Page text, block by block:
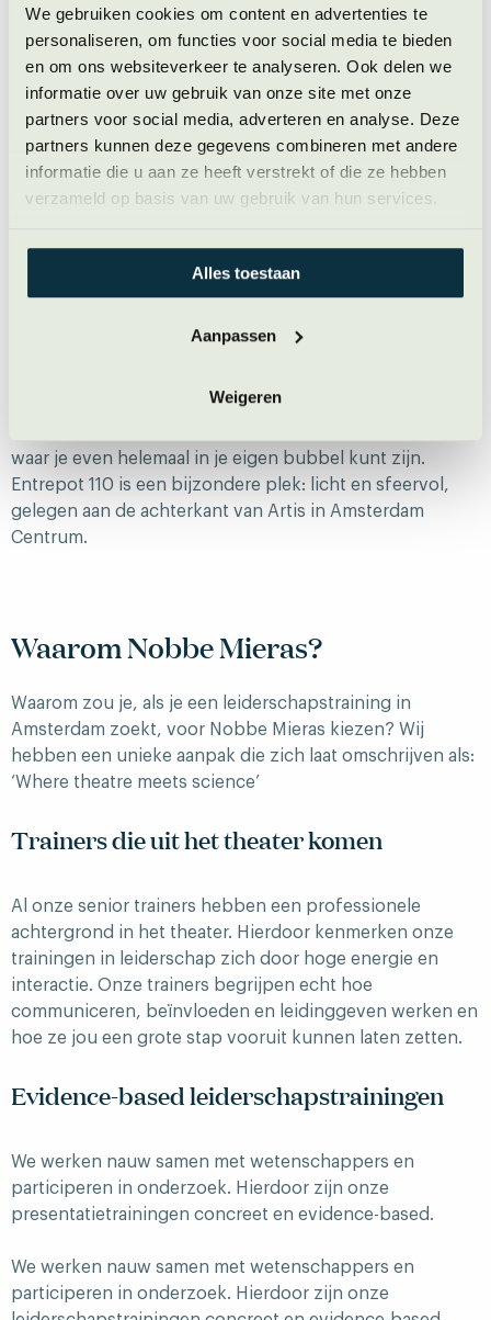
We gebruiken cookies om content en advertenties te
personaliseren, om functies voor social media te bieden
en om ons websiteverkeer te analyseren. Ook delen we
informatie over uw gebruik van onze site met onze
partners voor social media, adverteren en analyse. Deze
partners kunnen deze gegevens combineren met andere
informatie die u aan ze heeft verstrekt of die ze hebben
verzameld op basis van uw gebruik van hun services.
Alles toestaan
Aanpassen
Weigeren
Leiderschapstraining in Amsterdam:
Entrepot110
Volg je een meerdaagse leiderschapstraining bij ons in
waar je even helemaal in je eigen bubbel kunt zijn.
Entrepot 110 is een bijzondere plek: licht en sfeervol,
gelegen aan de achterkant van Artis in Amsterdam
Centrum.
Waarom Nobbe Mieras?
Waarom zou je, als je een leiderschapstraining in
Amsterdam zoekt, voor Nobbe Mieras kiezen? Wij
hebben een unieke aanpak die zich laat omschrijven als:
‘Where theatre meets science’
Trainers die uit het theater komen
Al onze senior trainers hebben een professionele
achtergrond in het theater. Hierdoor kenmerken onze
trainingen in leiderschap zich door hoge energie en
interactie. Onze trainers begrijpen echt hoe
communiceren, beïnvloeden en leidinggeven werken en
hoe ze jou een grote stap vooruit kunnen laten zetten.
Evidence-based leiderschapstrainingen
We werken nauw samen met wetenschappers en
participeren in onderzoek. Hierdoor zijn onze
presentatietrainingen concreet en evidence-based.
We werken nauw samen met wetenschappers en
participeren in onderzoek. Hierdoor zijn onze